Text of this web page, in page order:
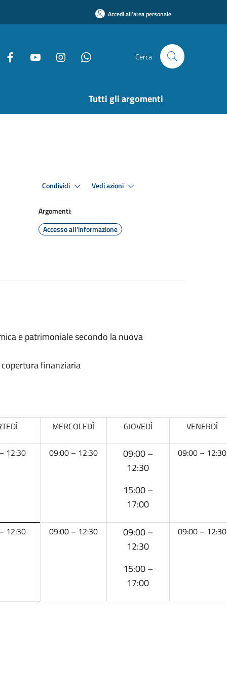
Accedi all'area personale
Cerca
Tutti gli argomenti
Condividi Vedi azioni
Argomenti:
Accesso all'informazione
e patrimoniale secondo la nuova
finanziaria
MERCOLEDÌ GIOVEDÌ VENERDÌ
12:30 09:00 – 12:30
09:00 –
12:30
15:00 –
17:00
09:00 – 12:30
12:30 09:00 – 12:30
09:00 –
12:30
15:00 –
17:00
09:00 – 12:30